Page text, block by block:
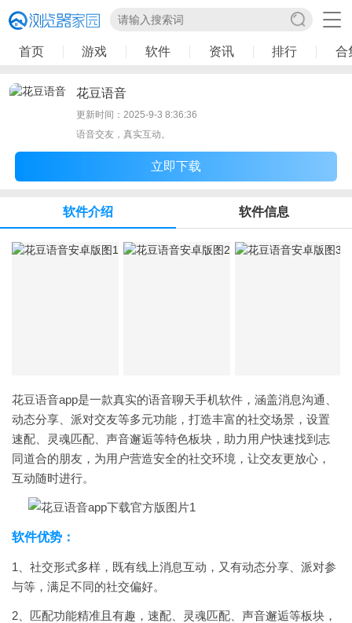
首页 游戏 软件 资讯 排行 合
花豆语音
更新时间：2025-9-3 8:36:36
语音交友，真实互动。
立即下载
软件介绍 软件信息
花豆语音app是一款真实的语音聊天手机软件，涵盖消息沟通、
动态分享、派对交友等多元功能，打造丰富的社交场景，设置
速配、灵魂匹配、声音邂逅等特色板块，助力用户快速找到志
同道合的朋友，为用户营造安全的社交环境，让交友更放心，
互动随时进行。
软件优势：
1、社交形式多样，既有线上消息互动，又有动态分享、派对参
与等，满足不同的社交偏好。
2、匹配功能精准且有趣，速配、灵魂匹配、声音邂逅等板块，